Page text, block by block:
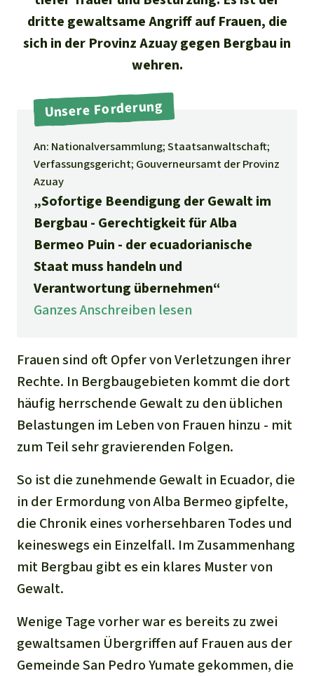
Aluminium
Fleisch und Soja
Landraub
Wilderei
Staudämme
Straßen
Zement und Beton
Ältere Ausgaben
Stiftung
Kontakt
Transparenz
Banner einbinden
Freianzeigen
Français
Italiano
Português
Indonesia
Tierschutz
Waldschutz
Schutz von Indigenen
Spenden für eine Region
Afrika
dritte gewaltsame Angriff auf Frauen, die
sich in der Provinz Azuay gegen Bergbau in
wehren.
Unsere Forderung
An: Nationalversammlung; Staatsanwaltschaft;
Verfassungsgericht; Gouverneursamt der Provinz
Azuay
„Sofortige Beendigung der Gewalt im
Bergbau - Gerechtigkeit für Alba
Bermeo Puin - der ecuadorianische
Staat muss handeln und
Verantwortung übernehmen“
Ganzes Anschreiben lesen
Frauen sind oft Opfer von Verletzungen ihrer
Rechte. In Bergbaugebieten kommt die dort
häufig herrschende Gewalt zu den üblichen
Belastungen im Leben von Frauen hinzu - mit
zum Teil sehr gravierenden Folgen.
So ist die zunehmende Gewalt in Ecuador, die
in der Ermordung von Alba Bermeo gipfelte,
die Chronik eines vorhersehbaren Todes und
keineswegs ein Einzelfall. Im Zusammenhang
mit Bergbau gibt es ein klares Muster von
Gewalt.
Wenige Tage vorher war es bereits zu zwei
gewaltsamen Übergriffen auf Frauen aus der
Gemeinde San Pedro Yumate gekommen, die